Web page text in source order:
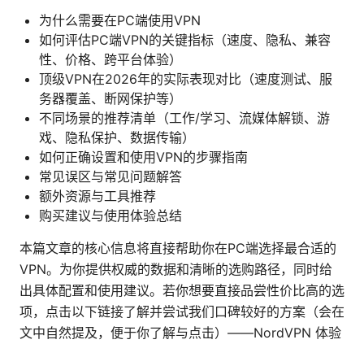
为什么需要在PC端使用VPN
如何评估PC端VPN的关键指标（速度、隐私、兼容
性、价格、跨平台体验）
顶级VPN在2026年的实际表现对比（速度测试、服
务器覆盖、断网保护等）
不同场景的推荐清单（工作/学习、流媒体解锁、游
戏、隐私保护、数据传输）
如何正确设置和使用VPN的步骤指南
常见误区与常见问题解答
额外资源与工具推荐
购买建议与使用体验总结
本篇文章的核心信息将直接帮助你在PC端选择最合适的
VPN。为你提供权威的数据和清晰的选购路径，同时给
出具体配置和使用建议。若你想要直接品尝性价比高的选
项，点击以下链接了解并尝试我们口碑较好的方案（会在
文中自然提及，便于你了解与点击）——NordVPN 体验